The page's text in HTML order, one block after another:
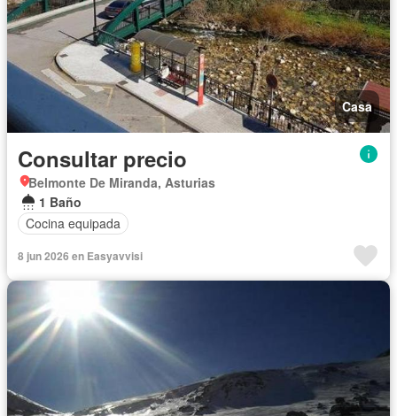
Casa
Consultar precio
Belmonte De Miranda, Asturias
1 Baño
Cocina equipada
8 jun 2026 en Easyavvisi